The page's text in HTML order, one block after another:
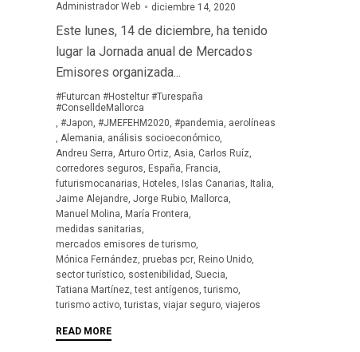
Administrador Web diciembre 14, 2020
Este lunes, 14 de diciembre, ha tenido
lugar la Jornada anual de Mercados
Emisores organizada...
Tags
#Futurcan #Hosteltur #Turespaña
#ConselldeMallorca
, #Japon, #JMEFEHM2020, #pandemia, aerolíneas
, Alemania, análisis socioeconómico,
Andreu Serra, Arturo Ortiz, Asia, Carlos Ruíz,
corredores seguros, España, Francia,
futurismocanarias, Hoteles, Islas Canarias, Italia,
Jaime Alejandre, Jorge Rubio, Mallorca,
Manuel Molina, María Frontera,
medidas sanitarias,
mercados emisores de turismo,
Mónica Fernández, pruebas pcr, Reino Unido,
sector turístico, sostenibilidad , Suecia,
Tatiana Martínez,test antígenos,turismo,
turismo activo,turistas, viajar seguro, viajeros
READ MORE